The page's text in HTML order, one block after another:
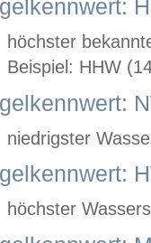
höchster
Beispiel: HHW
niedrigster
höchster